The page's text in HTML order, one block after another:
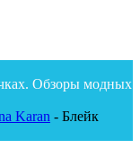
Обзоры модных
Karan - Блейк